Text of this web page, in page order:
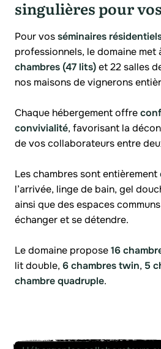
singulières pour
Pour vosséminaires
professionnels, le domaine met
chambres (47 lits)et 22 salles
nos maisons de vignerons
Chaque hébergement offre
convivialité, favorisant la
de vos collaborateurs entre
Les chambres sont entièrement
l’arrivée, linge de bain, gel
ainsi que des espaces
échanger et se détendre.
Le domaine propose16
lit double, 6 chambres twin, 5
chambre quadruple.